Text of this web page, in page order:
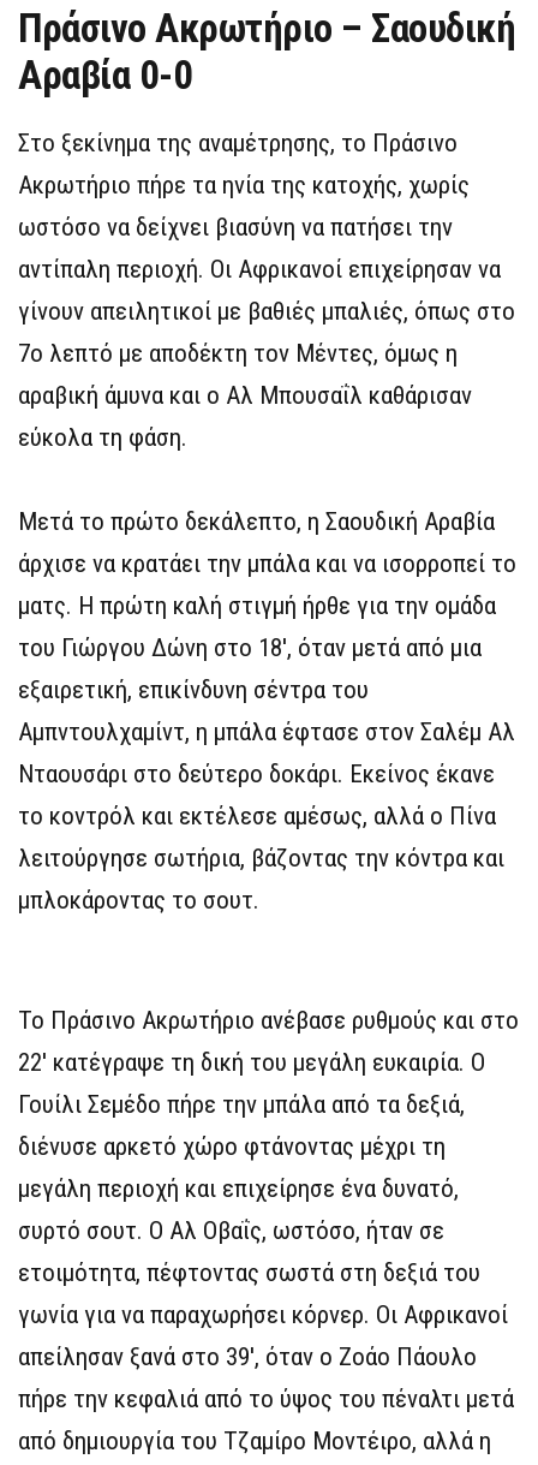
Πράσινο Ακρωτήριο – Σαουδική
Αραβία 0-0
Στο ξεκίνημα της αναμέτρησης, το Πράσινο
Ακρωτήριο πήρε τα ηνία της κατοχής, χωρίς
ωστόσο να δείχνει βιασύνη να πατήσει την
αντίπαλη περιοχή. Οι Αφρικανοί επιχείρησαν να
γίνουν απειλητικοί με βαθιές μπαλιές, όπως στο
7ο λεπτό με αποδέκτη τον Μέντες, όμως η
αραβική άμυνα και ο Αλ Μπουσαΐλ καθάρισαν
εύκολα τη φάση.
Μετά το πρώτο δεκάλεπτο, η Σαουδική Αραβία
άρχισε να κρατάει την μπάλα και να ισορροπεί το
ματς. Η πρώτη καλή στιγμή ήρθε για την ομάδα
του Γιώργου Δώνη στο 18′, όταν μετά από μια
εξαιρετική, επικίνδυνη σέντρα του
Αμπντουλχαμίντ, η μπάλα έφτασε στον Σαλέμ Αλ
Νταουσάρι στο δεύτερο δοκάρι. Εκείνος έκανε
το κοντρόλ και εκτέλεσε αμέσως, αλλά ο Πίνα
λειτούργησε σωτήρια, βάζοντας την κόντρα και
μπλοκάροντας το σουτ.
Το Πράσινο Ακρωτήριο ανέβασε ρυθμούς και στο
22′ κατέγραψε τη δική του μεγάλη ευκαιρία. Ο
Γουίλι Σεμέδο πήρε την μπάλα από τα δεξιά,
διένυσε αρκετό χώρο φτάνοντας μέχρι τη
μεγάλη περιοχή και επιχείρησε ένα δυνατό,
συρτό σουτ. Ο Αλ Οβαΐς, ωστόσο, ήταν σε
ετοιμότητα, πέφτοντας σωστά στη δεξιά του
γωνία για να παραχωρήσει κόρνερ. Οι Αφρικανοί
απείλησαν ξανά στο 39′, όταν ο Ζοάο Πάουλο
πήρε την κεφαλιά από το ύψος του πέναλτι μετά
από δημιουργία του Τζαμίρο Μοντέιρο, αλλά η